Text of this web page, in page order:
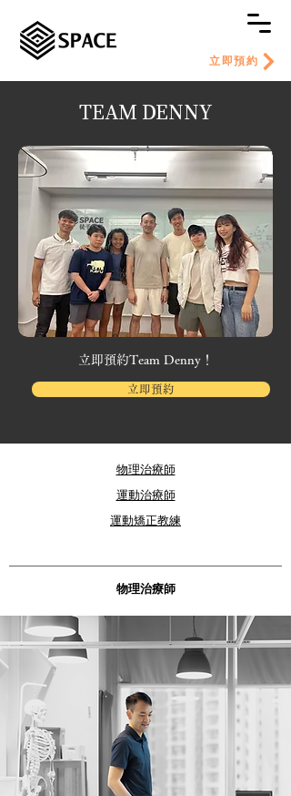
立即預約
TEAM DENNY
​立即預約Team Denny！
立即預約
物理治療師
運動治療師
運動矯正教練
物理治療師